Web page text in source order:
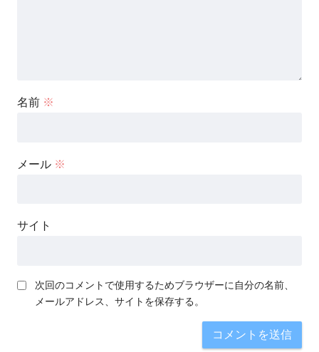
名前 ※
メール ※
サイト
次回のコメントで使用するためブラウザーに自分の名前、
メールアドレス、サイトを保存する。